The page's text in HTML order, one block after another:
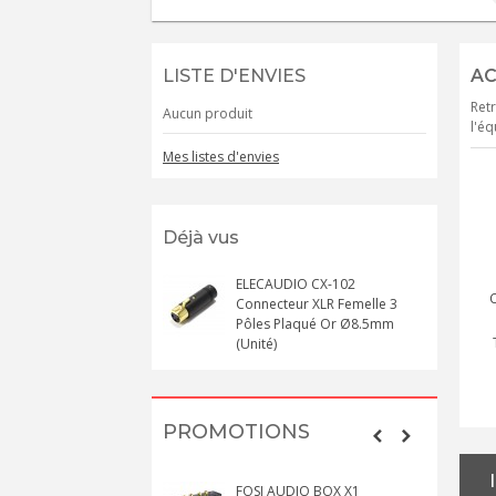
LISTE D'ENVIES
Aucun produit
Mes listes d'envies
Déjà vus
ELECAUDIO CX-102
Connecteur XLR Femelle 3
Pôles Plaqué Or Ø8.5mm
(Unité)
PROMOTIONS
FOSI AUDIO BOX X1